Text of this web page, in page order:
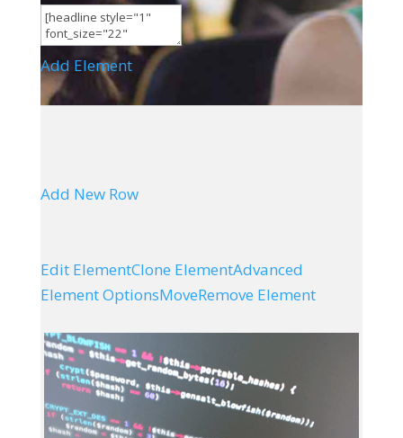
Add Element
Add New Row
Edit ElementClone ElementAdvanced
Element OptionsMoveRemove Element